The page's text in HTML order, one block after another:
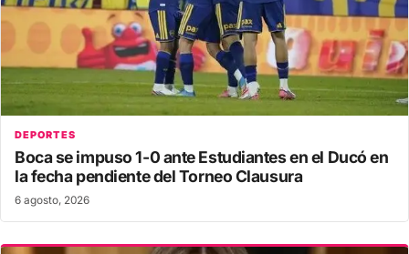
DEPORTES
Boca se impuso 1-0 ante Estudiantes en el Ducó en
la fecha pendiente del Torneo Clausura
6 agosto, 2026